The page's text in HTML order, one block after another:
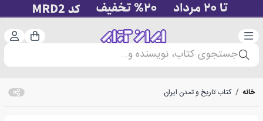
دسته‌بندی سبد
جستجوی کتاب، نویسنده و...
خانه / کتاب تاریخ و تمدن ایران